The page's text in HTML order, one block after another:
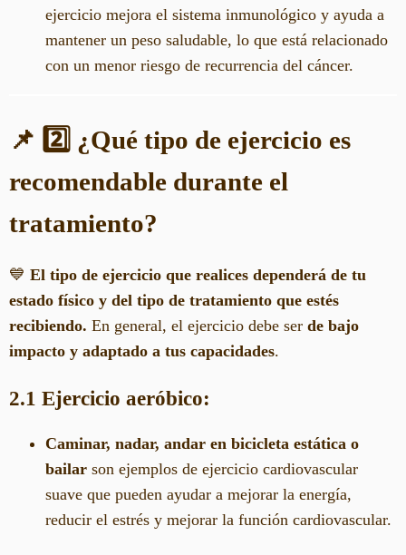
ejercicio mejora el sistema inmunológico y ayuda a
mantener un peso saludable, lo que está relacionado
con un menor riesgo de recurrencia del cáncer.
📌 2️⃣ ¿Qué tipo de ejercicio es
recomendable durante el
tratamiento?
💙 El tipo de ejercicio que realices dependerá de tu
estado físico y del tipo de tratamiento que estés
recibiendo. En general, el ejercicio debe ser de bajo
impacto y adaptado a tus capacidades.
2.1 Ejercicio aeróbico:
Caminar, nadar, andar en bicicleta estática o
bailar son ejemplos de ejercicio cardiovascular
suave que pueden ayudar a mejorar la energía,
reducir el estrés y mejorar la función cardiovascular.